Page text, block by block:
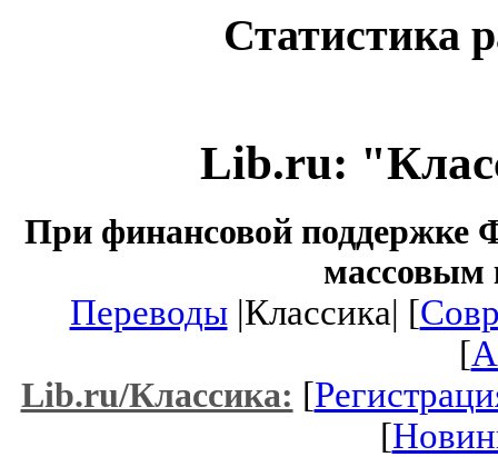
Статистика
Lib.ru:
При финансовой поддержке
массовым
Переводы|Классика| [
[
Lib.ru/Классика: [
[